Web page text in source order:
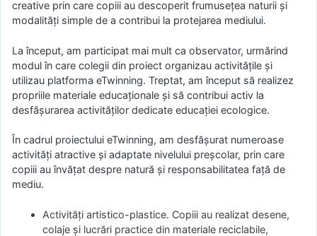
creative prin care copiii au descoperit frumusețea naturii și
modalități simple de a contribui la protejarea mediului.
La început, am participat mai mult ca observator, urmărind
modul în care colegii din proiect organizau activitățile și
utilizau platforma eTwinning. Treptat, am început să realizez
propriile materiale educaționale și să contribui activ la
desfășurarea activităților dedicate educației ecologice.
În cadrul proiectului eTwinning, am desfășurat numeroase
activități atractive și adaptate nivelului preșcolar, prin care
copiii au învățat despre natură și responsabilitatea față de
mediu.
Activități artistico-plastice. Copiii au realizat desene,
colaje și lucrări practice din materiale reciclabile,